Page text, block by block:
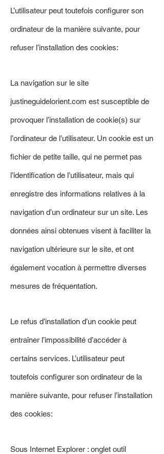
L’utilisateur peut toutefois configurer son
ordinateur de la manière suivante, pour
refuser l’installation des cookies:
La navigation sur le site
justineguidelorient.com est susceptible de
provoquer l’installation de cookie(s) sur
l’ordinateur de l’utilisateur. Un cookie est un
fichier de petite taille, qui ne permet pas
l’identification de l’utilisateur, mais qui
enregistre des informations relatives à la
navigation d’un ordinateur sur un site. Les
données ainsi obtenues visent à faciliter la
navigation ultérieure sur le site, et ont
également vocation à permettre diverses
mesures de fréquentation.
Le refus d’installation d’un cookie peut
entraîner l’impossibilité d’accéder à
certains services. L’utilisateur peut
toutefois configurer son ordinateur de la
manière suivante, pour refuser l’installation
des cookies:
Sous Internet Explorer : onglet outil